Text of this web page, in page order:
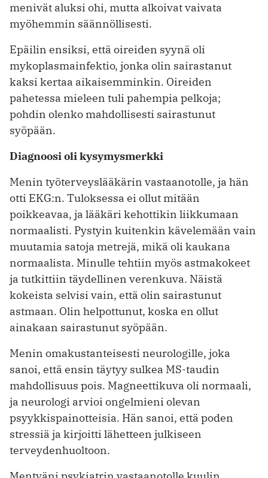
menivät aluksi ohi, mutta alkoivat vaivata
myöhemmin säännöllisesti.
Epäilin ensiksi, että oireiden syynä oli
mykoplasmainfektio, jonka olin sairastanut
kaksi kertaa aikaisemminkin. ­Oireiden
pahetessa mieleen tuli pahempia pelkoja;
pohdin olenko mahdollisesti sairastunut
syöpään.
Diagnoosi oli kysymysmerkki
Menin työterveyslääkärin vastaanotolle, ja hän
otti EKG:n. Tuloksessa ei ollut mitään
poikkeavaa, ja lääkäri kehottikin liikkumaan
normaalisti. Pystyin kuitenkin kävelemään vain
muutamia satoja metrejä, mikä oli kaukana
normaalista. Minulle tehtiin myös astmakokeet
ja tutkittiin täydellinen verenkuva. Näistä
kokeista selvisi vain, että olin sairastunut
astmaan. Olin helpottunut, koska en ollut
ainakaan sairastunut syöpään.
Menin omakustanteisesti neurologille, joka
sanoi, että ensin täytyy sulkea MS-taudin
mahdollisuus pois. Magneetti­kuva oli normaali,
ja neurologi arvioi ongelmieni olevan
psyykkispainotteisia. Hän sanoi, että poden
stressiä ja kirjoitti lähetteen julkiseen
terveydenhuoltoon.